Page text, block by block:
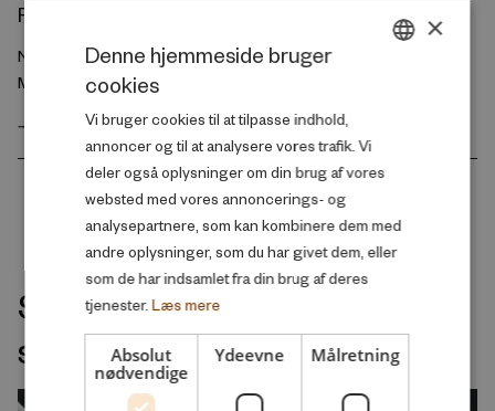
Forskningsrapport
Neighbourhood Gangs, Crime Spillovers, and Teenage
Motherhood
GÅ TIL FORSKNINGSRAPPORTEN
Seneste udgivelser indenfor
samme velfærdsemne
×
Denne hjemmeside bruger
cookies
Vi bruger cookies til at tilpasse indhold,
annoncer og til at analysere vores trafik. Vi
deler også oplysninger om din brug af vores
websted med vores annoncerings- og
analysepartnere, som kan kombinere dem med
andre oplysninger, som du har givet dem, eller
som de har indsamlet fra din brug af deres
tjenester. Læs mere
Absolut
nødvendige
Ydeevne Målretning